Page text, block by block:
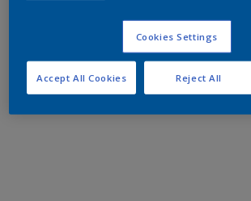
Cookies Settings
Reject All
Accept All Cookies